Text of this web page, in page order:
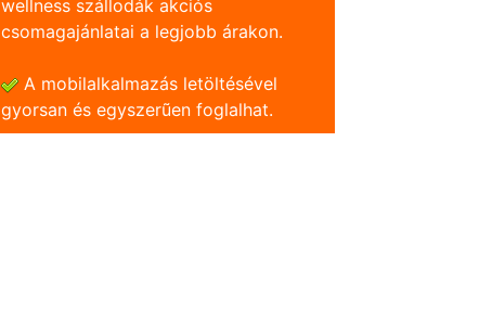
wellness szállodák akciós
csomagajánlatai a legjobb árakon.
A mobilalkalmazás letöltésével
gyorsan és egyszerũen foglalhat.